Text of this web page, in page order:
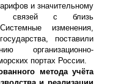
и значительному
связей с близь
изменения,
поставили
организационно-
портах России.
метода учёта
и реализации